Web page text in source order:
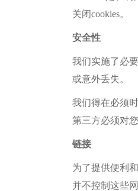
关闭cookies。
安全性
我们实施了必
或意外丢失。
我们得在必须
第三方必须对
链接
为了提供便利
并不控制这些